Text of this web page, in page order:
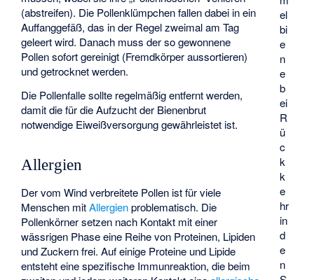
el
bi
e
n
e
b
ei
R
ü
c
k
k
e
hr
in
d
e
n
(abstreifen). Die Pollenklümpchen fallen dabei in ein
Auffanggefäß, das in der Regel zweimal am Tag
geleert wird. Danach muss der so gewonnene
Pollen sofort gereinigt (Fremdkörper aussortieren)
und getrocknet werden.
Die Pollenfalle sollte regelmäßig entfernt werden,
damit die für die Aufzucht der Bienenbrut
notwendige Eiweißversorgung gewährleistet ist.
Allergien
Der vom Wind verbreitete Pollen ist für viele
Menschen mitAllergienproblematisch. Die
Pollenkörner setzen nach Kontakt mit einer
wässrigen Phase eine Reihe von Proteinen, Lipiden
und Zuckern frei. Auf einige Proteine und Lipide
entsteht eine spezifische Immunreaktion, die beim